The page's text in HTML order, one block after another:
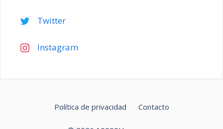
Twitter
Instagram
Política de privacidad Contacto